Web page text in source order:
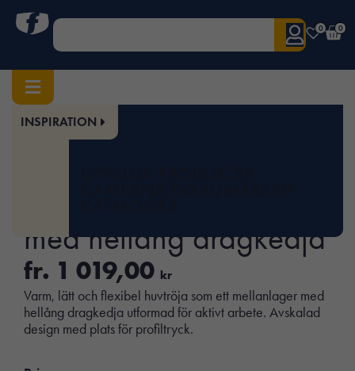
0 0
INSPIRATION
Hem/Herr/Överdelar
med hellång dragkedja
fr. 1 019,00 kr
Varm, lätt och flexibel huvtröja som ett mellanlager med
hellång dragkedja utformad för aktivt arbete. Avskalad
design med plats för profiltryck.